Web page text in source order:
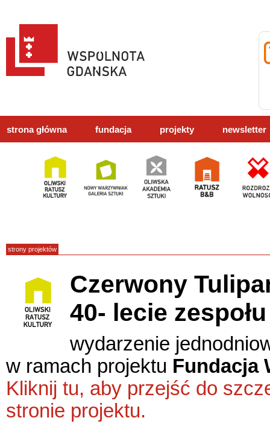
strona główna fundacja projekty newsletter
strony projektów
Czerwony
40- lecie zespołu
wydarzenie
w ramach projektu Fundacja
Kliknij tu, aby przejść do
stronie projektu.